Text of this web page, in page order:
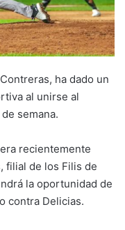
ha dado un
al unirse al
semana.
recientemente
filial de los Filis de
la oportunidad de
contra Delicias.